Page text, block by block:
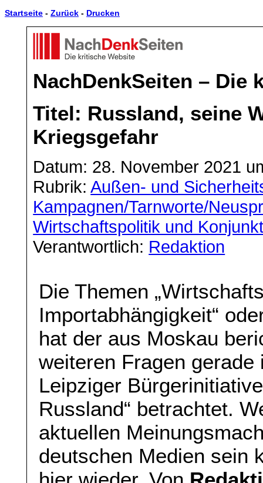
Startseite - Zurück - Drucken
NachDenkSeiten – Die
Titel: Russland, seine
Kriegsgefahr
Datum: 28. November 2021
Rubrik:Außen- und
Kampagnen/Tarnworte/
Wirtschaftspolitik und
Verantwortlich: Redaktion
Die Themen
Importabhängigkeit“
hat der aus Moskau
weiteren Fragen
Leipziger
Russland“ betrachtet.
aktuellen
deutschen Medien sein